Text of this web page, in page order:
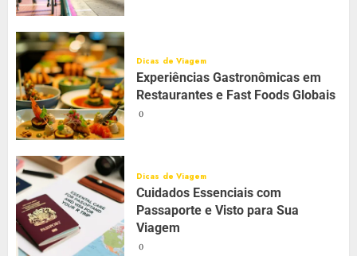
Dicas de Viagem
Experiências Gastronômicas em
Restaurantes e Fast Foods Globais
0
Dicas de Viagem
Cuidados Essenciais com
Passaporte e Visto para Sua
Viagem
0